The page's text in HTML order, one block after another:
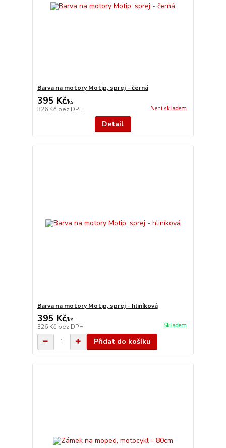
Barva na motory Motip, sprej - černá
395 Kč/ks
326 Kč bez DPH Není skladem
Detail
Barva na motory Motip, sprej - hliníková
395 Kč/ks
326 Kč bez DPH Skladem
Přidat do košíku